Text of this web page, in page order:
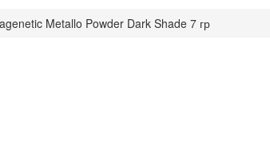
Metallo Powder Dark Shade 7 гр